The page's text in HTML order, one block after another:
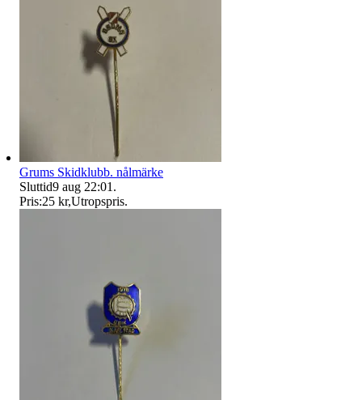
Grums Skidklubb. nålmärke
Sluttid9 aug 22:01 .
Pris:25 kr,Utropspris.